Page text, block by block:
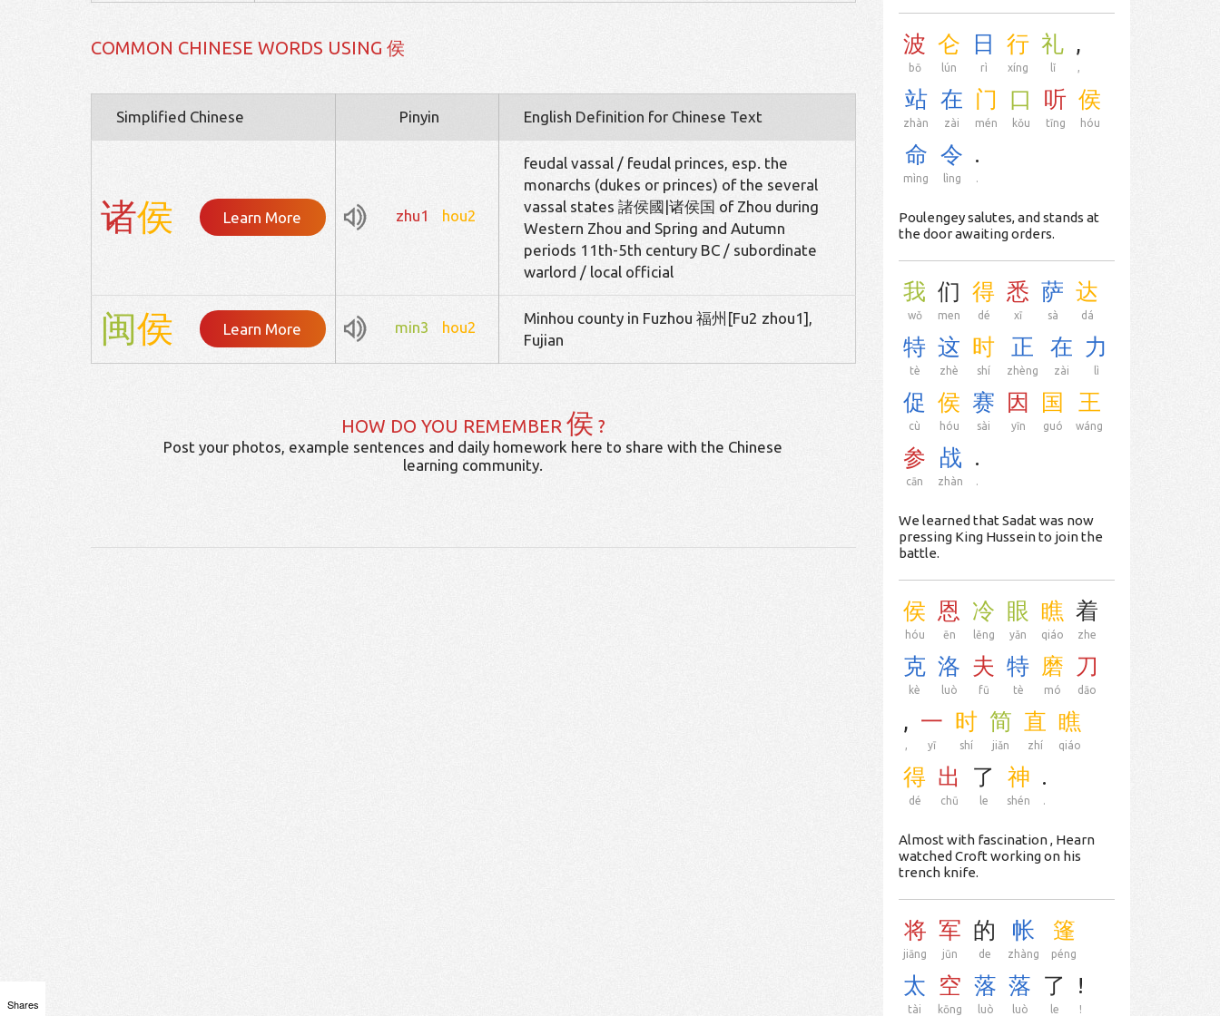
COMMON CHINESE WORDS USING 侯
Simplified Chinese Pinyin English Definition for Chinese Text
诸侯 Learn More zhu1 hou2
feudal vassal / feudal princes, esp. the
monarchs (dukes or princes) of the several
vassal states 諸侯國|诸侯国 of Zhou during
Western Zhou and Spring and Autumn
periods 11th-5th century BC / subordinate
warlord / local official
闽侯 Learn More min3 hou2
Minhou county in Fuzhou 福州[Fu2 zhou1],
Fujian
HOW DO YOU REMEMBER 侯 ?
Post your photos, example sentences and daily homework here to share with the Chinese
learning community.
波
bō
仑
lún
日
rì
行
xíng
礼
lǐ
,
,
站
zhàn
在
zài
门
mén
口
kǒu
听
tīng
侯
hóu
命
mìng
令
lìng
.
.
Poulengey salutes, and stands at
the door awaiting orders.
我
wǒ
们
men
得
dé
悉
xī
萨
sà
达
dá
特
tè
这
zhè
时
shí
正
zhèng
在
zài
力
lì
促
cù
侯
hóu
赛
sài
因
yīn
国
guó
王
wáng
参
cān
战
zhàn
.
.
We learned that Sadat was now
pressing King Hussein to join the
battle.
侯
hóu
恩
ēn
冷
lěng
眼
yǎn
瞧
qiáo
着
zhe
克
kè
洛
luò
夫
fū
特
tè
磨
mó
刀
dāo
,
,
一
yī
时
shí
简
jiǎn
直
zhí
瞧
qiáo
得
dé
出
chū
了
le
神
shén
.
.
Almost with fascination , Hearn
watched Croft working on his
trench knife.
将
jiāng
军
jūn
的
de
帐
zhàng
篷
péng
太
tài
空
kōng
落
luò
落
luò
了
le
!
!
Shares